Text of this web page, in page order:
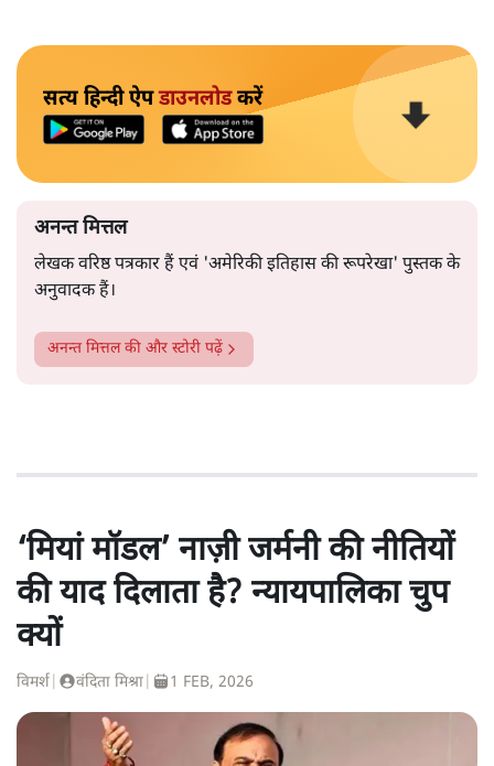
सत्य हिन्दी ऐपडाउनलोडकरें
अनन्त मित्तल
लेखक वरिष्ठ पत्रकार हैं एवं 'अमेरिकी इतिहास की रूपरेखा' पुस्तक के
अनुवादक हैं।
अनन्त मित्तलकी और स्टोरी पढ़ें
‘मियां मॉडल’ नाज़ी जर्मनी की नीतियों
की याद दिलाता है? न्यायपालिका चुप
क्यों
विमर्श वंदिता मिश्रा 1 FEB, 2026